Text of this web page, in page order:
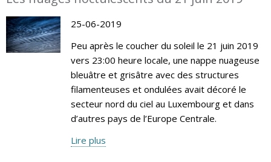
25-06-2019
Peu après le coucher du soleil le 21 juin 2019
vers 23:00 heure locale, une nappe nuageuse
bleuâtre et grisâtre avec des structures
filamenteuses et ondulées avait décoré le
secteur nord du ciel au Luxembourg et dans
d’autres pays de l’Europe Centrale.
Lire plus